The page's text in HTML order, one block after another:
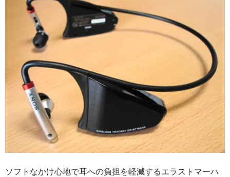
ソフトなかけ心地で耳への負担を軽減するエラストマーハ